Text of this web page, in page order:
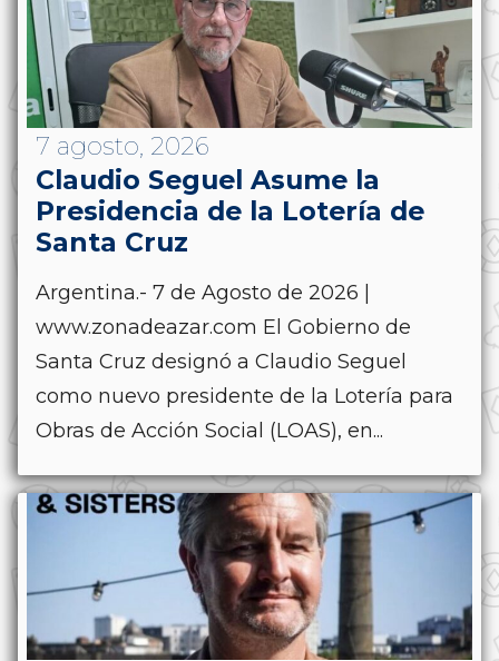
7 agosto, 2026
Claudio Seguel Asume la
Presidencia de la Lotería de
Santa Cruz
Argentina.- 7 de Agosto de 2026 |
www.zonadeazar.com El Gobierno de
Santa Cruz designó a Claudio Seguel
como nuevo presidente de la Lotería para
Obras de Acción Social (LOAS), en...